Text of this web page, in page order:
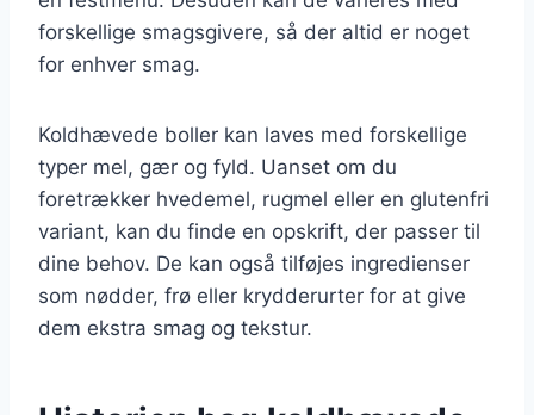
forskellige smagsgivere, så der altid er noget
for enhver smag.
Koldhævede boller kan laves med forskellige
typer mel, gær og fyld. Uanset om du
foretrækker hvedemel, rugmel eller en glutenfri
variant, kan du finde en opskrift, der passer til
dine behov. De kan også tilføjes ingredienser
som nødder, frø eller krydderurter for at give
dem ekstra smag og tekstur.